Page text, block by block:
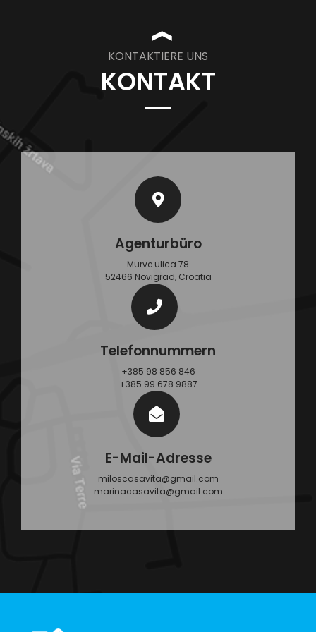
❱
KONTAKTIERE UNS
KONTAKT
Agenturbüro
Murve ulica 78
52466 Novigrad, Croatia
Telefonnummern
+385 98 856 846
+385 99 678 9887
E-Mail-Adresse
miloscasavita@gmail.com
marinacasavita@gmail.com